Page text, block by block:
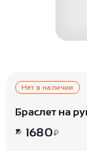
Нет в наличии
Браслет на
1680₽